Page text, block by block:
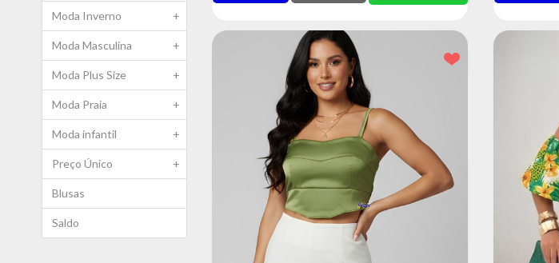
Moda Inverno +
Moda Masculina +
Moda Plus Size +
Moda Praia +
Moda infantil +
Preço Único +
Blusas
Saldo